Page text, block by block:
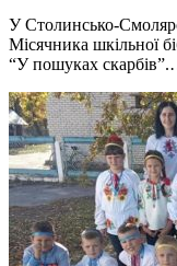
У Столинсько-
Місячника шкільної
“У пошуках